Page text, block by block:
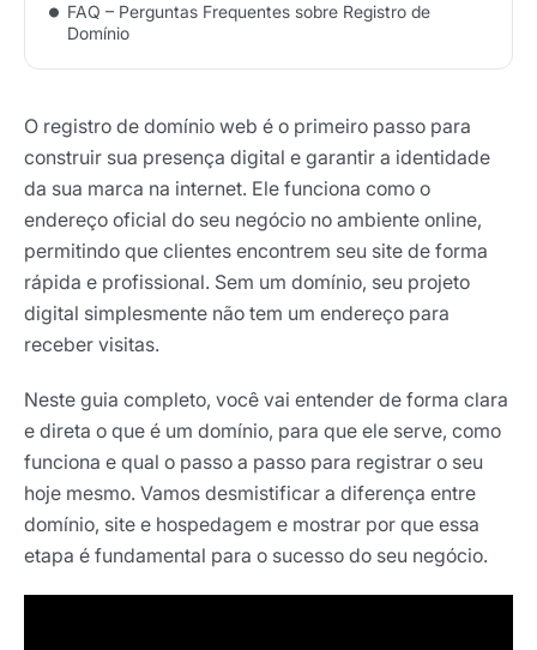
FAQ – Perguntas Frequentes sobre Registro de
Domínio
O registro de domínio web é o primeiro passo para
construir sua presença digital e garantir a identidade
da sua marca na internet. Ele funciona como o
endereço oficial do seu negócio no ambiente online,
permitindo que clientes encontrem seu site de forma
rápida e profissional. Sem um domínio, seu projeto
digital simplesmente não tem um endereço para
receber visitas.
Neste guia completo, você vai entender de forma clara
e direta o que é um domínio, para que ele serve, como
funciona e qual o passo a passo para registrar o seu
hoje mesmo. Vamos desmistificar a diferença entre
domínio, site e hospedagem e mostrar por que essa
etapa é fundamental para o sucesso do seu negócio.